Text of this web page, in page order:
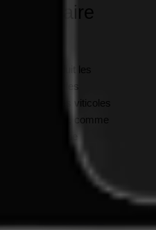
faire
ont introduit les
Plus tard, les
les techniques viticoles
leur empire, comme
du port antique
séculaire. Une
façonné des